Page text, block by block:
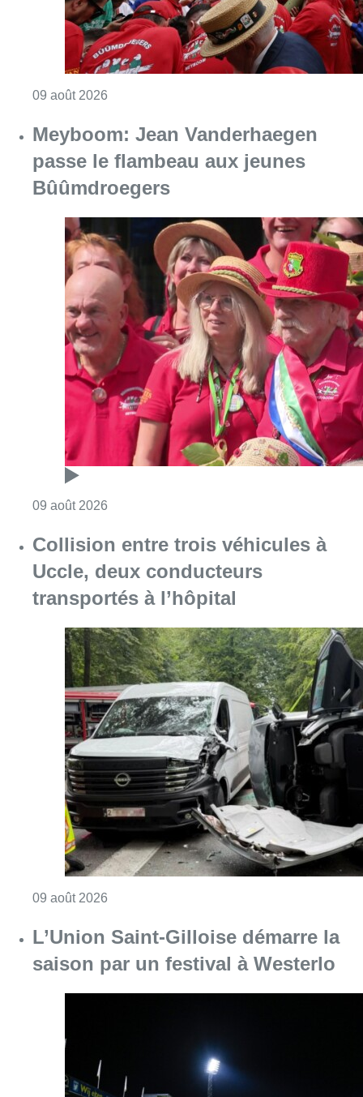
09 août 2026Consulter l'article "Meyboom: Jean
Collision entre trois véhicules à
Uccle, deux conducteurs
transportés à l’hôpital
09 août 2026Consulter l'article "Collision entre trois
L’Union Saint-Gilloise démarre la
saison par un festival à Westerlo
09 août 2026 Consulter l'article "L’Union Saint-Gilloise